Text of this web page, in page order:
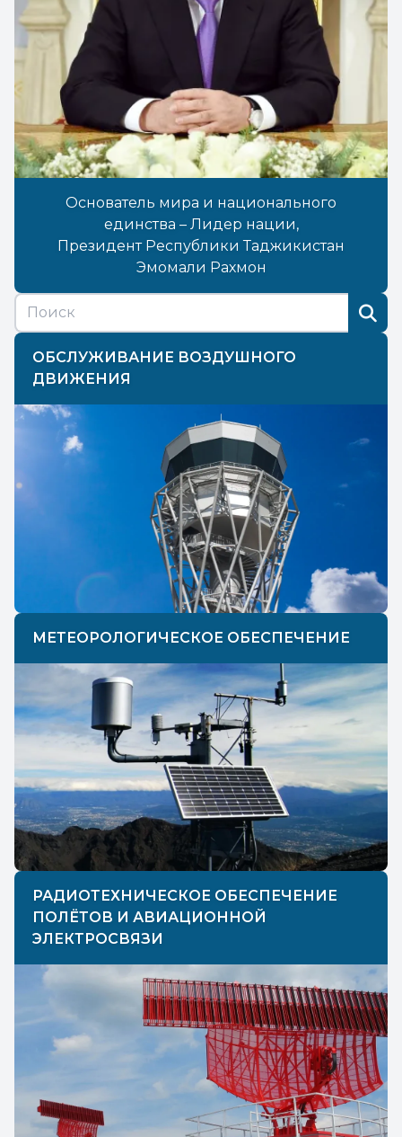
Основатель мира и национального
единства – Лидер нации,
Президент Республики Таджикистан
Эмомали Рахмон
ОБСЛУЖИВАНИЕ ВОЗДУШНОГО
ДВИЖЕНИЯ
МЕТЕОРОЛОГИЧЕСКОЕ ОБЕСПЕЧЕНИЕ
РАДИОТЕХНИЧЕСКОЕ ОБЕСПЕЧЕНИЕ
ПОЛЁТОВ И АВИАЦИОННОЙ
ЭЛЕКТРОСВЯЗИ